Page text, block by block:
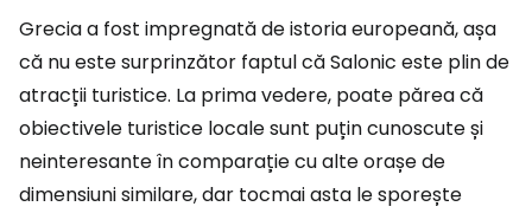
Grecia a fost impregnată de istoria europeană, așa
că nu este surprinzător faptul că Salonic este plin de
atracții turistice. La prima vedere, poate părea că
obiectivele turistice locale sunt puțin cunoscute și
neinteresante în comparație cu alte orașe de
dimensiuni similare, dar tocmai asta le sporește